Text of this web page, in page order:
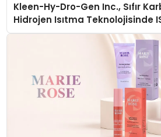
Kleen-Hy-Dro-Gen Inc., Sıfır
Hidrojen Isıtma Teknolojisinde
Düzenleyici Onaylarını Aldı